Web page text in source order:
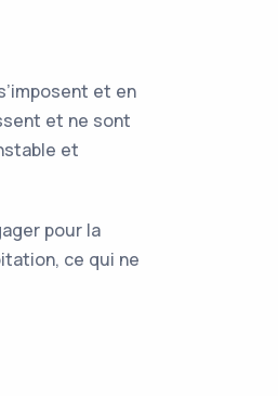
et en
et ne sont
et
pour la
ce qui ne